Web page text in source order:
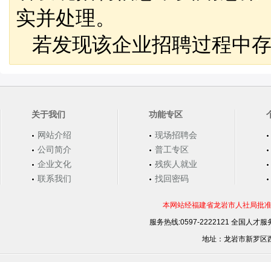
实并处理。
若发现该企业招聘过程中
关于我们
网站介绍
公司简介
企业文化
联系我们
功能专区
现场招聘会
普工专区
残疾人就业
找回密码
本网站经福建省龙岩市人社局批
服务热线:0597-2222121 全国人才
地址：龙岩市新罗区